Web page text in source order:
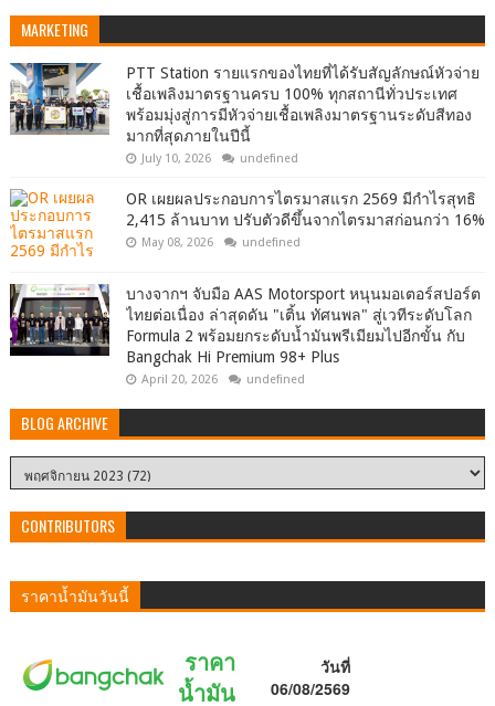
MARKETING
PTT Station รายแรกของไทยที่ได้รับสัญลักษณ์หัวจ่าย
เชื้อเพลิงมาตรฐานครบ 100% ทุกสถานีทั่วประเทศ
พร้อมมุ่งสู่การมีหัวจ่ายเชื้อเพลิงมาตรฐานระดับสีทอง
มากที่สุดภายในปีนี้
July 10, 2026 undefined
OR เผยผลประกอบการไตรมาสแรก 2569 มีกำไรสุทธิ
2,415 ล้านบาท ปรับตัวดีขึ้นจากไตรมาสก่อนกว่า 16%
May 08, 2026 undefined
บางจากฯ จับมือ AAS Motorsport หนุนมอเตอร์สปอร์ต
ไทยต่อเนื่อง ล่าสุดดัน "เติ้น ทัศนพล" สู่เวทีระดับโลก
Formula 2 พร้อมยกระดับน้ำมันพรีเมียมไปอีกขั้น กับ
Bangchak Hi Premium 98+ Plus
April 20, 2026 undefined
BLOG ARCHIVE
CONTRIBUTORS
ราคาน้ำมันวันนี้